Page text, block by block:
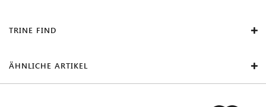
TRINE FIND
ÄHNLICHE ARTIKEL